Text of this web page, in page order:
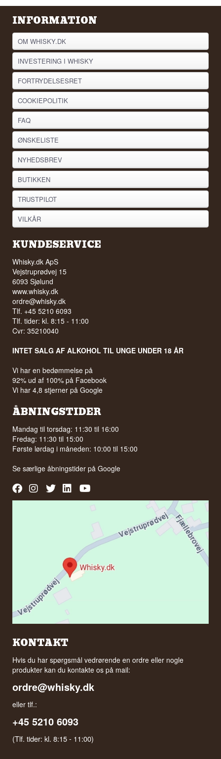
INFORMATION
OM WHISKY.DK
INVESTERING I WHISKY
FORTRYDELSESRET
COOKIEPOLITIK
FAQ
ØNSKELISTE
NYHEDSBREV
BUTIKKEN
TRUSTPILOT
VILKÅR
KUNDESERVICE
Whisky.dk ApS
Vejstruprødvej 15
6093 Sjølund
www.whisky.dk
ordre@whisky.dk
Tlf. +45 5210 6093
Tlf. tider: kl. 8:15 - 11:00
Cvr: 35210040
INTET SALG AF ALKOHOL TIL UNGE UNDER 18 ÅR
Vi har en bedømmelse på
92% ud af 100% på Facebook
Vi har 4,8 stjerner på Google
ÅBNINGSTIDER
Mandag til torsdag: 11:30 til 16:00
Fredag: 11:30 til 15:00
Første lørdag i måneden: 10:00 til 15:00
Se særlige åbningstider påGoogle
KONTAKT
Hvis du har spørgsmål vedrørende en ordre eller nogle
produkter kan du kontakte os på mail:
ordre@whisky.dk
eller tlf.:
+45 5210 6093
(Tlf. tider: kl. 8:15 - 11:00)